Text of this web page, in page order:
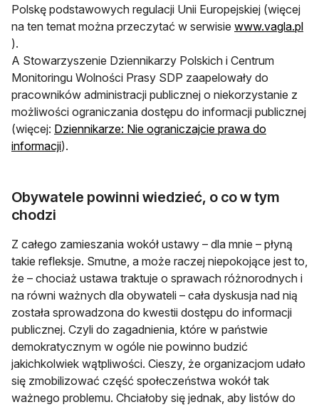
Polskę podstawowych regulacji Unii Europejskiej (więcej
na ten temat można przeczytać w serwisie www.vagla.pl
otwiera się w nowej karcie
).
A Stowarzyszenie Dziennikarzy Polskich i Centrum
Monitoringu Wolności Prasy SDP zaapelowały do
pracowników administracji publicznej o niekorzystanie z
możliwości ograniczania dostępu do informacji publicznej
(więcej: Dziennikarze: Nie ograniczajcie prawa do
informacjiotwiera się w nowej karcie
).
Obywatele powinni wiedzieć, o co w tym
chodzi
Z całego zamieszania wokół ustawy – dla mnie – płyną
takie refleksje. Smutne, a może raczej niepokojące jest to,
że – chociaż ustawa traktuje o sprawach różnorodnych i
na równi ważnych dla obywateli – cała dyskusja nad nią
została sprowadzona do kwestii dostępu do informacji
publicznej. Czyli do zagadnienia, które w państwie
demokratycznym w ogóle nie powinno budzić
jakichkolwiek wątpliwości. Cieszy, że organizacjom udało
się zmobilizować część społeczeństwa wokół tak
ważnego problemu. Chciałoby się jednak, aby listów do